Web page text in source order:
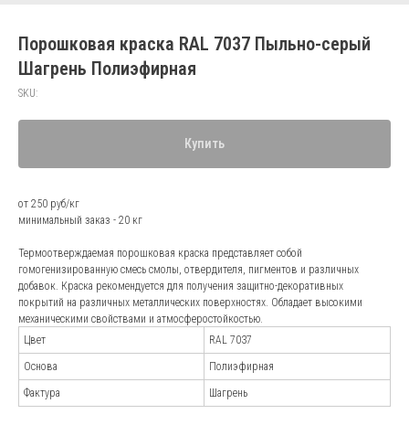
Порошковая краска RAL 7037 Пыльно-серый
Шагрень Полиэфирная
SKU:
Купить
от 250 руб/кг
минимальный заказ - 20 кг
Термоотверждаемая порошковая краска представляет собой
гомогенизированную смесь смолы, отвердителя, пигментов и различных
добавок. Краска рекомендуется для получения защитно-декоративных
покрытий на различных металлических поверхностях. Обладает высокими
механическими свойствами и атмосферостойкостью.
Цвет
RAL 7037
Основа Полиэфирная
Фактура Шагрень